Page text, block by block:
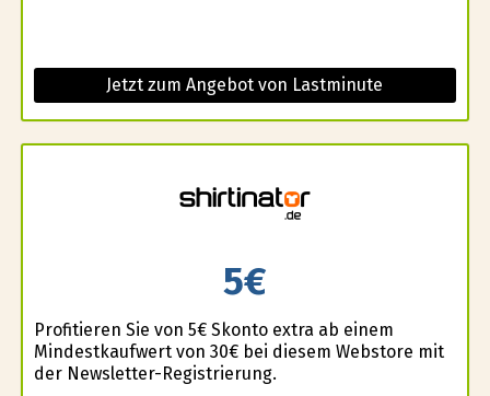
Jetzt zum Angebot von Lastminute
5€
Profitieren Sie von 5€ Skonto extra ab einem
Mindestkaufwert von 30€ bei diesem Webstore mit
der Newsletter-Registrierung.